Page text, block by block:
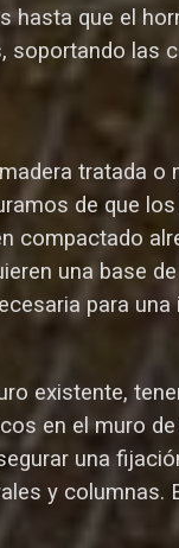
hasta que el
soportando las
tratada o
de que
compactado
una base
para
existente,
en el muro
una
y columnas.